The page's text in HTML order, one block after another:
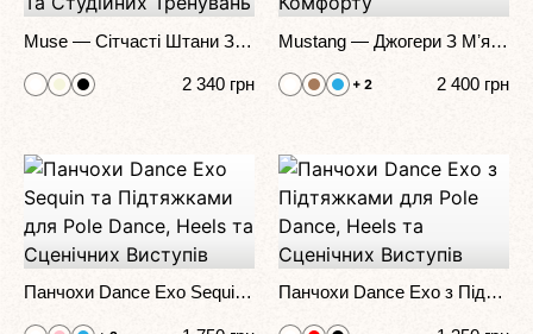
Muse — Сітчасті Штани З Манжетами Для Pole Dance, Heels Та Студійних Тренувань
2 340 грн
Mustang — Джогери З Мʼякого Трикотажу Для Танців Та Щоденного Комфорту
2 400 грн
+ 2
Панчохи Dance Exo Sequin та Підтяжками для Pole Dance, Heels та Сценічних Виступів Панчохи Dance Exo з Підтяжками для Pole Dance, Heels та Сценічних Виступів